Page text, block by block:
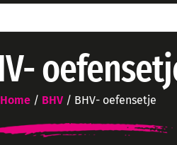
Home/ BHV/ BHV- oefensetje